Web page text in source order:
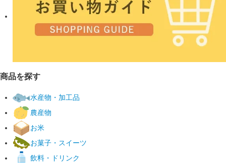
商品を探す
水産物・加工品
農産物
お米
お菓子・スイーツ
飲料・ドリンク